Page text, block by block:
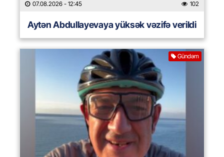
07.08.2026 - 12:45 102
Aytən Abdullayevaya yüksək vəzifə verildi
Gündəm